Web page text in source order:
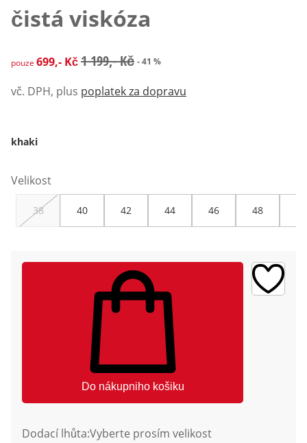
čistá viskóza
zlevněná cena: 699,- Kč, původní cena: 1 199,- Kč
pouze 699,- Kč1 199,- Kč - 41 %
vč. DPH, plus poplatek za dopravu
khaki
Velikost
38 40 42 44 46 48
Do nákupniho košiku
Dodací lhůta:Vyberte prosím velikost